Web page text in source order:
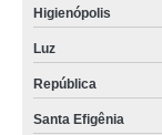
Higienópolis
Luz
República
Santa Efigênia